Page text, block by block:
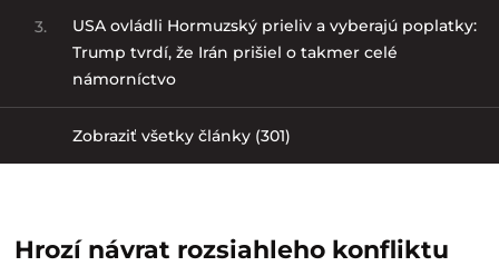
3.
USA ovládli Hormuzský prieliv a vyberajú poplatky:
Trump tvrdí, že Irán prišiel o takmer celé
námorníctvo
Zobraziť všetky články (301)
Hrozí návrat rozsiahleho konfliktu